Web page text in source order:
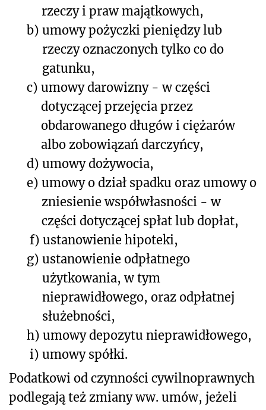
rzeczy i praw majątkowych,
b) umowy pożyczki pieniędzy lub
rzeczy oznaczonych tylko co do
gatunku,
c) umowy darowizny - w części
dotyczącej przejęcia przez
obdarowanego długów i ciężarów
albo zobowiązań darczyńcy,
d) umowy dożywocia,
e) umowy o dział spadku oraz umowy o
zniesienie współwłasności - w
części dotyczącej spłat lub dopłat,
f) ustanowienie hipoteki,
g) ustanowienie odpłatnego
użytkowania, w tym
nieprawidłowego, oraz odpłatnej
służebności,
h) umowy depozytu nieprawidłowego,
i) umowy spółki.
Podatkowi od czynności cywilnoprawnych
podlegają też zmiany ww. umów, jeżeli